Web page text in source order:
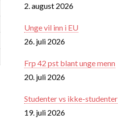
2. august 2026
Unge vil inn i EU
26. juli 2026
Frp 42 pst blant unge menn
20. juli 2026
Studenter vs ikke-studenter
19. juli 2026